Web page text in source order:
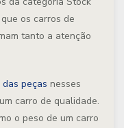
os carros de
tanto a atenção
peças nesses
carro de qualidade.
o peso de um carro